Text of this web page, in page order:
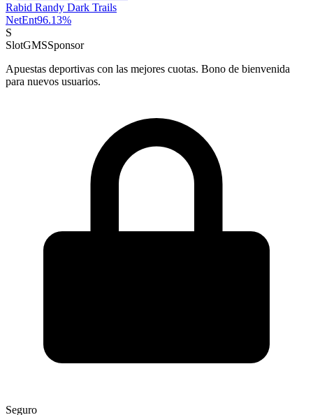
Rabid Randy Dark Trails
NetEnt96.13%
S
SlotGMSSponsor
Apuestas deportivas con las mejores cuotas. Bono de bienvenida
para nuevos usuarios.
Seguro